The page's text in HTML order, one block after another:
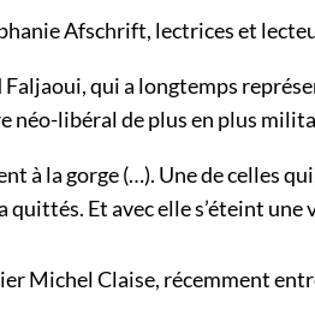
Afschrift, lectrices et
qui a longtemps
néo-libéral de plus en plus
à la gorge (…). Une de celles
Et avec elle s’éteint
Michel Claise, récemment